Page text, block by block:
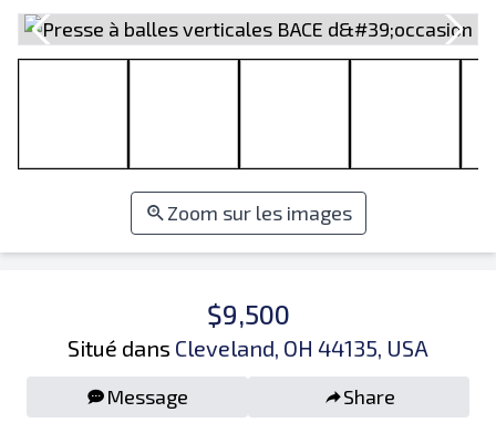
Zoom sur les images
$9,500
Situé dans Cleveland, OH 44135, USA
Message Share